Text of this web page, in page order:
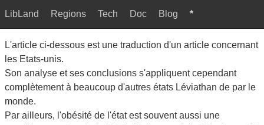
LibLand Regions Tech Doc Blog *
L'article ci-dessous est une traduction d'un article concernant
les Etats-unis.
Son analyse et ses conclusions s'appliquent cependant
complètement à beaucoup d'autres états Léviathan de par le
monde.
Par ailleurs, l'obésité de l'état est souvent aussi une